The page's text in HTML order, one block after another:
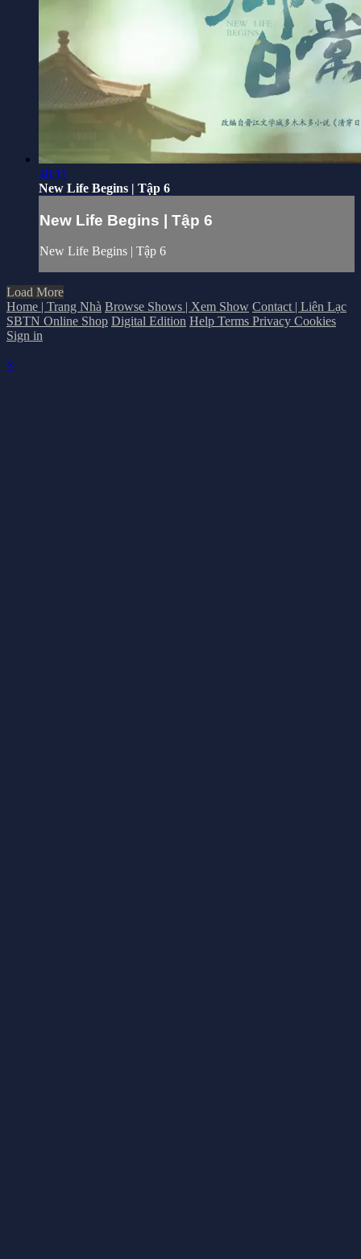
48:11
New Life Begins | Tập 6
New Life Begins | Tập 6
New Life Begins | Tập 6
Load More
Home | Trang Nhà Browse Shows | Xem Show Contact | Liên Lạc
SBTN Online Shop Digital Edition Help Terms Privacy Cookies
Sign in
×